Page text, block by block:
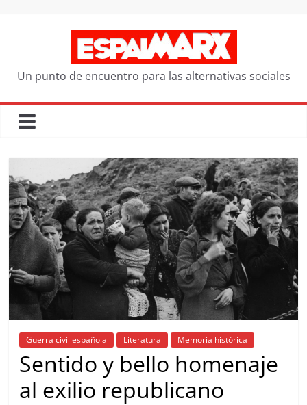
Un punto de encuentro para las alternativas sociales
Guerra civil española Literatura Memoria histórica
Sentido y bello homenaje
al exilio republicano